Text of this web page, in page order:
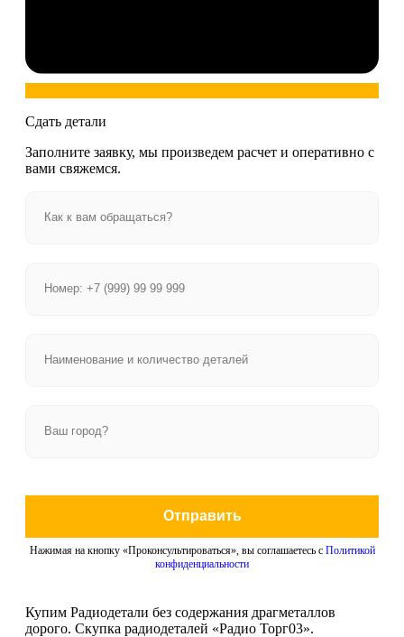
Сдать детали
Заполните заявку, мы произведем расчет и оперативно с
вами свяжемся.
Отправить
Нажимая на кнопку «Проконсультироваться», вы соглашаетесь с Политикой
конфиденциальности
Купим Радиодетали без содержания драгметаллов
дорого. Скупка радиодеталей «Радио Торг03».